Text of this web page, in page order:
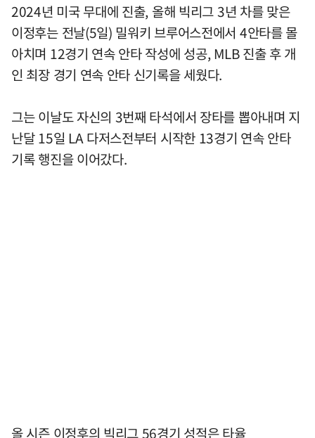
2024년 미국 무대에 진출, 올해 빅리그 3년 차를 맞은
이정후는 전날(5일) 밀워키 브루어스전에서 4안타를 몰
아치며 12경기 연속 안타 작성에 성공, MLB 진출 후 개
인 최장 경기 연속 안타 신기록을 세웠다.
그는 이날도 자신의 3번째 타석에서 장타를 뽑아내며 지
난달 15일 LA 다저스전부터 시작한 13경기 연속 안타
기록 행진을 이어갔다.
올 시즌 이정후의 빅리그 56경기 성적은 타율